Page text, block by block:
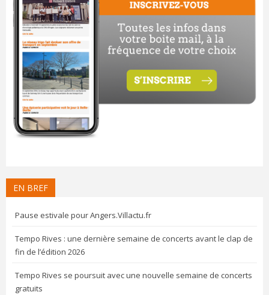
EN BREF
Pause estivale pour Angers.Villactu.fr
Tempo Rives : une dernière semaine de concerts avant le clap de
fin de l’édition 2026
Tempo Rives se poursuit avec une nouvelle semaine de concerts
gratuits